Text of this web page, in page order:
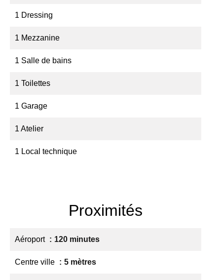
1 Dressing
1 Mezzanine
1 Salle de bains
1 Toilettes
1 Garage
1 Atelier
1 Local technique
Proximités
Aéroport 120 minutes
Centre ville 5 mètres